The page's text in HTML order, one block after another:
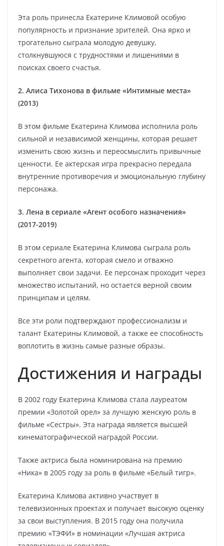
Эта роль принесла Екатерине Климовой особую
популярность и признание зрителей. Она ярко и
трогательно сыграла молодую девушку,
столкнувшуюся с трудностями и лишениями в
поисках своего счастья.
2. Алиса Тихонова в фильме «Интимные места»
(2013)
В этом фильме Екатерина Климова исполнила роль
сильной и независимой женщины, которая решает
изменить свою жизнь и переосмыслить привычные
ценности. Ее актерская игра прекрасно передала
внутренние противоречия и эмоциональную глубину
персонажа.
3. Лена в сериале «Агент особого назначения»
(2017-2019)
В этом сериале Екатерина Климова сыграла роль
секретного агента, которая смело и отважно
выполняет свои задачи. Ее персонаж проходит через
множество испытаний, но остается верной своим
принципам и целям.
Все эти роли подтверждают профессионализм и
талант Екатерины Климовой, а также ее способность
воплотить в жизнь самые разные образы.
Достижения и награды
В 2002 году Екатерина Климова стала лауреатом
премии «Золотой орел» за лучшую женскую роль в
фильме «Сестры». Эта награда является высшей
кинематографической наградой России.
Также актриса была номинирована на премию
«Ника» в 2005 году за роль в фильме «Белый тигр».
Екатерина Климова активно участвует в
телевизионных проектах и получает высокую оценку
за свои выступления. В 2015 году она получила
премию «ТЭФИ» в номинации «Лучшая актриса